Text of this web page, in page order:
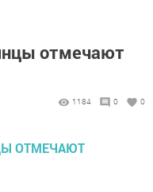
отмечают
1184 0 0